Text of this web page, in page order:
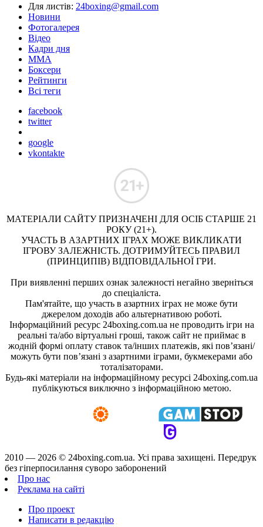
Для листів: 24boxing@gmail.com
Новини
Фотогалерея
Відео
Кадри дня
ММА
Боксери
Рейтинги
Всі теги
facebook
twitter
google
vkontakte
МАТЕРІАЛИ САЙТУ ПРИЗНАЧЕНІ ДЛЯ ОСІБ СТАРШЕ 21
РОКУ (21+).
УЧАСТЬ В АЗАРТНИХ ІГРАХ МОЖЕ ВИКЛИКАТИ
ІГРОВУ ЗАЛЕЖНІСТЬ. ДОТРИМУЙТЕСЬ ПРАВИЛ
(ПРИНЦИПІВ) ВІДПОВІДАЛЬНОЇ ГРИ.
При виявленні перших ознак залежності негайно зверніться
до спеціаліста.
Пам'ятайте, що участь в азартних іграх не може бути
джерелом доходів або альтернативою роботі.
Інформаційний ресурс 24boxing.com.ua не проводить ігри на
реальні та/або віртуальні гроші, також сайт не приймає в
жодній формі оплату ставок та/інших платежів, які пов’язані/
можуть бути пов’язані з азартними іграми, букмекерами або
тоталізаторами.
Будь-які матеріали на інформаційному ресурсі 24boxing.com.ua
публікуються виключно з інформаційною метою.
2010 — 2026 © 24boxing.com.ua. Усi права захищенi. Передрук
без гіперпосилання суворо заборонений
Про нас
Реклама на сайті
Про проект
Написати в редакцію